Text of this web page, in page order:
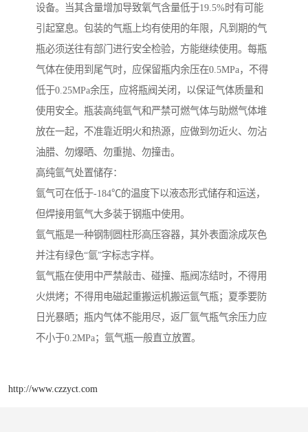
设备。当其含量增加导致氧气含量低于19.5%时有可能
引起窒息。包装的气瓶上均有使用的年限，凡到期的气
瓶必须送往有部门进行安全检验，方能继续使用。每瓶
气体在使用到尾气时，应保留瓶内余压在0.5MPa，不得
低于0.25MPa余压，应将瓶阀关闭，以保证气体质量和
使用安全。瓶装高纯氩气和严禁可燃气体与助燃气体堆
放在一起，不准靠近明火和热源，应做到勿近火、勿沾
油腊、勿爆晒、勿重抛、勿撞击。
高纯氩气处置储存：
氩气可在低于-184℃的温度下以液态形式储存和运送，
但焊接用氩气大多装于钢瓶中使用。
氩气瓶是一种钢制圆柱形高压容器，其外表面涂成灰色
并注有绿色“氩”字标志字样。
氩气瓶在使用中严禁敲击、碰撞、瓶阀冻结时，不得用
火烘烤；不得用电磁起重搬运机搬运氩气瓶；夏季要防
日光暴晒；瓶内气体不能用尽，返厂氩气瓶气余压力应
不小于0.2MPa；氩气瓶一般直立放置。
http://www.czzyct.com